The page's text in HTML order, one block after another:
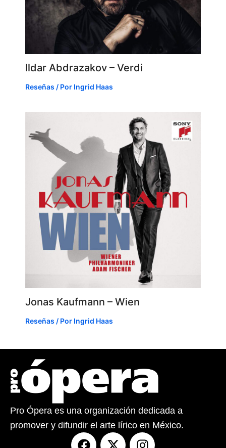
Ildar Abdrazakov – Verdi
Reseñas / Por Ingrid Haas
Jonas Kaufmann – Wien
Reseñas / Por Ingrid Haas
Pro Ópera es una organización dedicada a
promover y difundir el arte lírico en México.
F
X
I